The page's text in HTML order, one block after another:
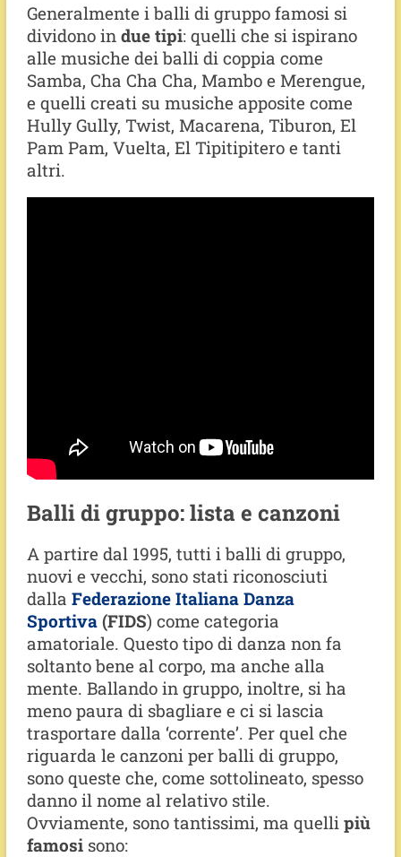
Generalmente i balli di gruppo famosi si
dividono in due tipi: quelli che si ispirano
alle musiche dei balli di coppia come
Samba, Cha Cha Cha, Mambo e Merengue,
e quelli creati su musiche apposite come
Hully Gully, Twist, Macarena, Tiburon, El
Pam Pam, Vuelta, El Tipitipitero e tanti
altri.
Balli di gruppo: lista e canzoni
A partire dal 1995, tutti i balli di gruppo,
nuovi e vecchi, sono stati riconosciuti
dalla Federazione Italiana Danza
Sportiva(FIDS) come categoria
amatoriale. Questo tipo di danza non fa
soltanto bene al corpo, ma anche alla
mente. Ballando in gruppo, inoltre, si ha
meno paura di sbagliare e ci si lascia
trasportare dalla ‘corrente’. Per quel che
riguarda le canzoni per balli di gruppo,
sono queste che, come sottolineato, spesso
danno il nome al relativo stile.
Ovviamente, sono tantissimi, ma quelli più
famosisono: